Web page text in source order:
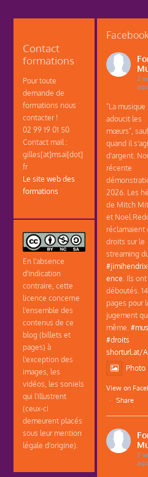
Contact
formations
Pour toute
demande de
formations nous
contacter !
02 99 19 01 50
Contact mail :
gilles[at]msai[dot]
fr
Le site web des
formations
En l'absence
d'indication
contraire, cette
licence concerne
l'ensemble des
contenus de ce
blog (billets et
pages) à
l'exception des
images, les
vidéos, les soniels
qui l'illustrent
(ceux-ci
demeurent placés
sous leur mention
légale d'origine).
2
ago
"La musique
adoucit les
mœurs", sauf
quand il
d'argent.
récente
2026. Les
de Mitch
et Noel
réclamaient
droits sur le
streaming
ence. Ils
déboutés.
pages pour
jugement
même.
#droits
shorturl.at/
Photo
View on
·
Share
2
ago